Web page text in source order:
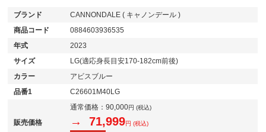
ブランド
CANNONDALE ( キャノンデール )
商品コード
0884603936535
年式
2023
サイズ
LG(適応身長目安170-182cm前後)
カラー
アビスブルー
品番1
C26601M40LG
販売価格
通常価格：90,000円 (税込)
→ 71,999円 (税込)